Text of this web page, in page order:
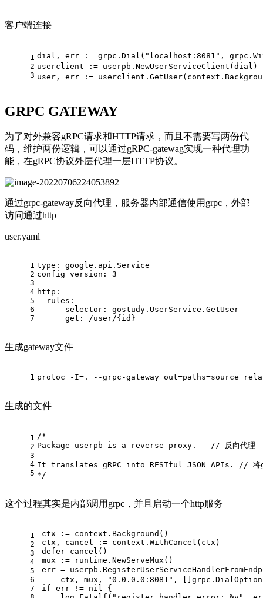
客户端连接
1
2
3
dial, err := grpc.Dial( "localhost:8081" ,
userclient :=
user, err :=
GRPC GATEWAY
为了对外兼容gRPC请求和HTTP请求，而且不需要写两份代
码，维护两份逻辑，可以通过gRPC-gatewag实现一种代理功
能，在gRPC协议外层代理一层HTTP协议。
通过grpc-gateway反向代理，服务器内部通信使用grpc，外部
访问通过http
user.yaml
1
2
3
4
5
6
7
type:
google.api.Service
config_version:
3
http:
rules:
-
selector:
gostudy.UserService.GetUser
get:
/user/{id}
生成gateway文件
1 protoc -I=. --grpc-
生成的文件
1
2
3
4
5
/*
Package userpb is a reverse proxy.   // 反向代理
It translates gRPC into RESTful JSON APIs. // 将
*/
这个过程其实是内部调用grpc，并且启动一个http服务
1
2
3
4
5
6
7
ctx := context.Background()
ctx, cancel := context.WithCancel(ctx)
defer cancel()
mux := runtime.NewServeMux()
err =
    ctx, mux,
"0.0.0.0:8081" ,
if err != nil {